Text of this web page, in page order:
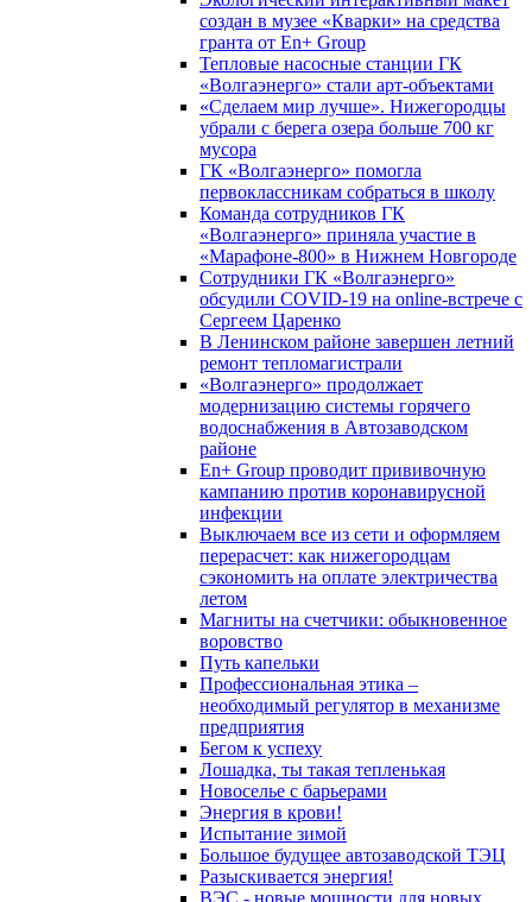
создан в музее «Кварки» на средства
гранта от En+ Group
Тепловые насосные станции ГК
«Волгаэнерго» стали арт-объектами
«Сделаем мир лучше». Нижегородцы
убрали с берега озера больше 700 кг
мусора
ГК «Волгаэнерго» помогла
первоклассникам собраться в школу
Команда сотрудников ГК
«Волгаэнерго» приняла участие в
«Марафоне-800» в Нижнем Новгороде
Сотрудники ГК «Волгаэнерго»
обсудили COVID-19 на online-встрече с
Сергеем Царенко
В Ленинском районе завершен летний
ремонт тепломагистрали
«Волгаэнерго» продолжает
модернизацию системы горячего
водоснабжения в Автозаводском
районе
En+ Group проводит прививочную
кампанию против коронавирусной
инфекции
Выключаем все из сети и оформляем
перерасчет: как нижегородцам
сэкономить на оплате электричества
летом
Магниты на счетчики: обыкновенное
воровство
Путь капельки
Профессиональная этика –
необходимый регулятор в механизме
предприятия
Бегом к успеху
Лошадка, ты такая тепленькая
Новоселье с барьерами
Энергия в крови!
Испытание зимой
Большое будущее автозаводской ТЭЦ
Разыскивается энергия!